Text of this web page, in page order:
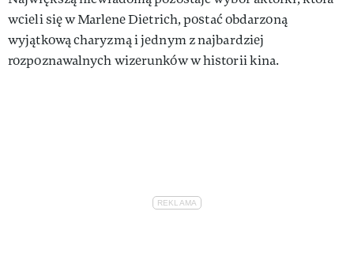
wcieli się w Marlene Dietrich, postać obdarzoną
wyjątkową charyzmą i jednym z najbardziej
rozpoznawalnych wizerunków w historii kina.